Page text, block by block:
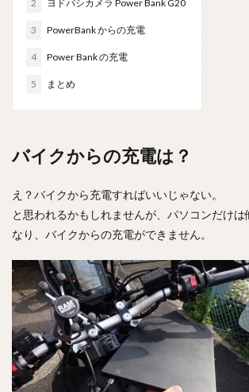
2 ヨドバシカメラ Power Bank G20
3 PowerBank からの充電
4 Power Bank の充電
5 まとめ
バイクからの充電は？
え？バイクから充電すればいいじゃない。
と思われるかもしれませんが、パソコンだけ
なり、バイクからの充電ができません。